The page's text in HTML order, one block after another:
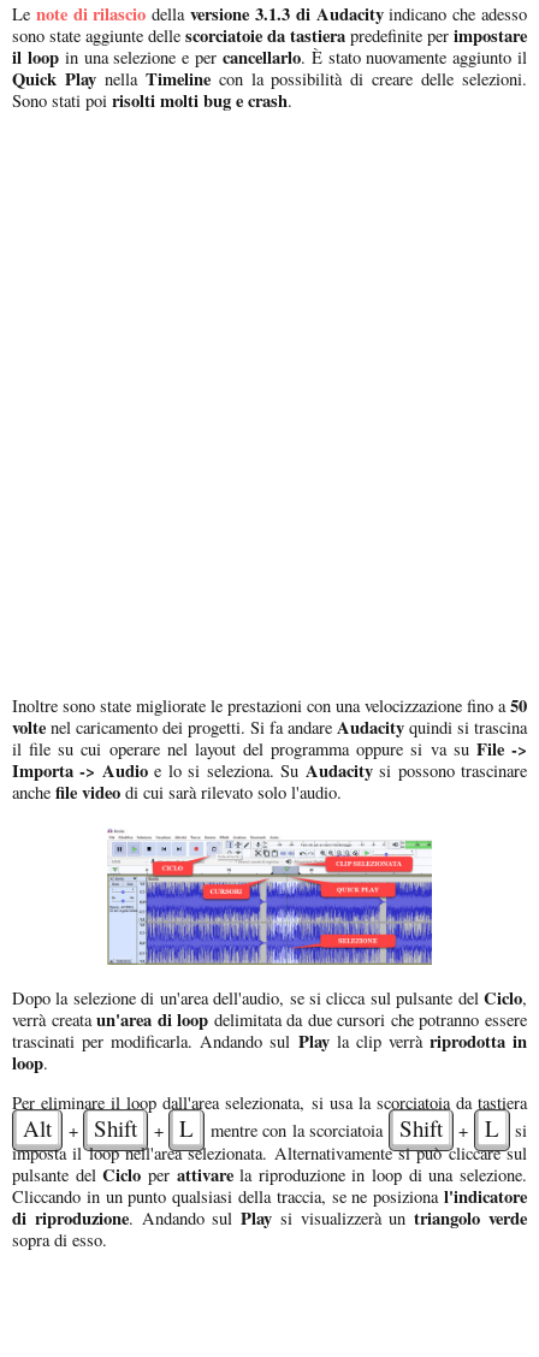
Le note di rilascio dellaversione 3.1.3 di Audacityindicano che adesso
sono state aggiunte delle scorciatoie da tastiera predefinite per impostare
il loopin una selezione e per cancellarlo. È stato nuovamente aggiunto il
Quick Playnella Timeline con la possibilità di creare delle selezioni.
Sono stati poi risolti molti bug e crash.
Inoltre sono state migliorate le prestazioni con una velocizzazione fino a50
volte nel caricamento dei progetti. Si fa andare Audacity quindi si trascina
il file su cui operare nel layout del programma oppure si va su File ->
Importa -> Audioe lo si seleziona. Su Audacitysi possono trascinare
anche file video di cui sarà rilevato solo l'audio.
Dopo la selezione di un'area dell'audio, se si clicca sul pulsante del Ciclo,
verrà creataun'area di loop delimitata da due cursori che potranno essere
trascinati per modificarla. Andando sul Playla clip verrà riprodotta in
loop.
Per eliminare il loop dall'area selezionata, si usa la scorciatoia da tastiera
Alt + Shift + L mentre con la scorciatoia Shift + L
si
imposta il loop nell'area selezionata. Alternativamente si può cliccare sul
pulsante delCiclo per attivarela riproduzione in loop di una selezione.
Cliccando in un punto qualsiasi della traccia, se ne posiziona l'indicatore
di riproduzione. Andando sulPlay si visualizzerà untriangolo verde
sopra di esso.